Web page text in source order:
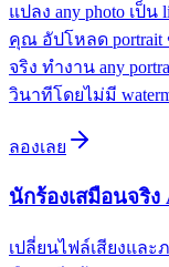
แปลง any photo เป็น
คุณ อัปโหลด portrait
จริง ทำงาน any
วินาทีโดยไม่มี
ลองเลย
นักร้องเสมือนจริง
เปลี่ยนไฟล์เสียงและ